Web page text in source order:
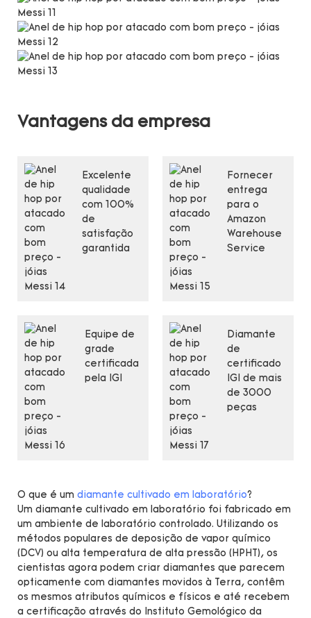
Vantagens da empresa
Excelente
qualidade
com 100%
de
satisfação
garantida
Fornecer
entrega
para o
Amazon
Warehouse
Service
Equipe de
grade
certificada
pela IGI
Diamante
de
certificado
IGI de mais
de 3000
peças
O que é um diamante cultivado em laboratório?
Um diamante cultivado em laboratório foi fabricado em
um ambiente de laboratório controlado. Utilizando os
métodos populares de deposição de vapor químico
(DCV) ou alta temperatura de alta pressão (HPHT), os
cientistas agora podem criar diamantes que parecem
opticamente com diamantes movidos à Terra, contêm
os mesmos atributos químicos e físicos e até recebem
a certificação através do Instituto Gemológico da